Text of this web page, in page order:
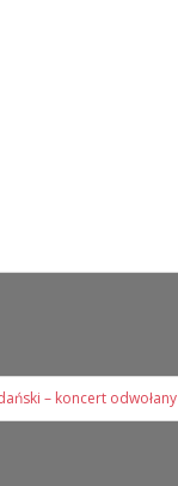
– koncert odwołany